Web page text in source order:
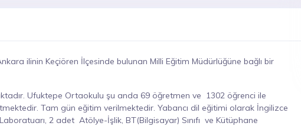
ilinin Keçiören İlçesinde bulunan Milli Eğitim Müdürlüğüne bağlı bir
Ufuktepe Ortaokulu şu anda 69 öğretmen ve 1302 öğrenci ile
Tam gün eğitim verilmektedir. Yabancı dil eğitimi olarak İngilizce
2 adet Atölye-İşlik, BT(Bilgisayar) Sınıfı ve Kütüphane